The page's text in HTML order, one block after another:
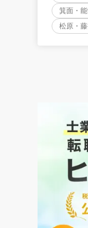
箕面・
松原・